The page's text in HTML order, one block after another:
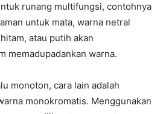
runang multifungsi, contohnya
untuk mata, warna netral
atau putih akan
memadupadankan warna.
monoton, cara lain adalah
monokromatis. Menggunakan